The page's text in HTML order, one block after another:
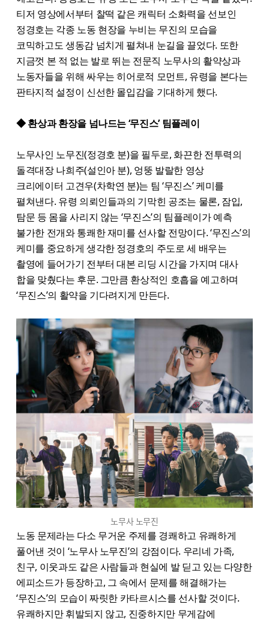
티저 영상에서부터 찰떡 같은 캐릭터 소화력을 선보인
정경호는 각종 노동 현장을 누비는 무진의 모습을
코믹하고도 생동감 넘치게 펼쳐내 눈길을 끌었다. 또한
지금껏 본 적 없는 발로 뛰는 전문직 노무사의 활약상과
노동자들을 위해 싸우는 히어로적 모먼트, 유령을 본다는
판타지적 설정이 신선한 몰입감을 기대하게 했다.
◆ 환상과 환장을 넘나드는 ‘무진스’ 팀플레이
노무사인 노무진(정경호 분)을 필두로, 화끈한 전투력의
돌격대장 나희주(설인아 분), 엉뚱 발랄한 영상
크리에이터 고견우(차학연 분)는 팀 ‘무진스’ 케미를
펼쳐낸다. 유령 의뢰인들과의 기막힌 공조는 물론, 잠입,
탐문 등 몸을 사리지 않는 ‘무진스’의 팀플레이가 예측
불가한 전개와 통쾌한 재미를 선사할 전망이다. ‘무진스’의
케미를 중요하게 생각한 정경호의 주도로 세 배우는
촬영에 들어가기 전부터 대본 리딩 시간을 가지며 대사
합을 맞췄다는 후문. 그만큼 환상적인 호흡을 예고하며
‘무진스’의 활약을 기다려지게 만든다.
노무사 노무진
노동 문제라는 다소 무거운 주제를 경쾌하고 유쾌하게
풀어낸 것이 ‘노무사 노무진’의 강점이다. 우리네 가족,
친구, 이웃과도 같은 사람들과 현실에 발 딛고 있는 다양한
에피소드가 등장하고, 그 속에서 문제를 해결해가는
‘무진스’의 모습이 짜릿한 카타르시스를 선사할 것이다.
유쾌하지만 휘발되지 않고, 진중하지만 무게감에